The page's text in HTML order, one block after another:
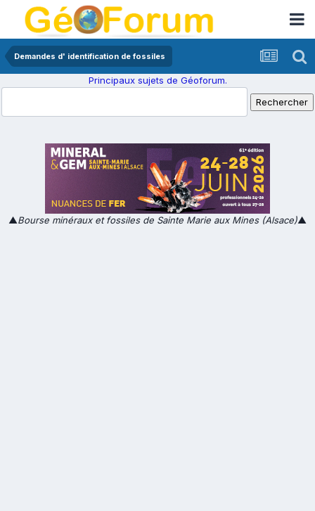
Demandes d' identification de fossiles
Principaux sujets de Géoforum.
▲Bourse minéraux et fossiles de Sainte Marie aux Mines (Alsace)▲